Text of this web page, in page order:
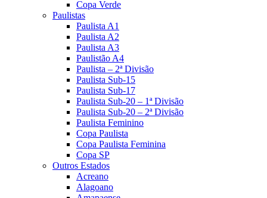
Copa Verde
Paulistas
Paulista A1
Paulista A2
Paulista A3
Paulistão A4
Paulista – 2ª Divisão
Paulista Sub-15
Paulista Sub-17
Paulista Sub-20 – 1ª Divisão
Paulista Sub-20 – 2ª Divisão
Paulista Feminino
Copa Paulista
Copa Paulista Feminina
Copa SP
Outros Estados
Acreano
Alagoano